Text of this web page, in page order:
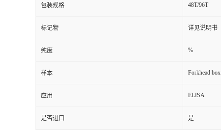
包装规格 48T/96T
标记物 详见说明书
纯度 %
样本 Forkhead
应用 ELISA
是否进口 是